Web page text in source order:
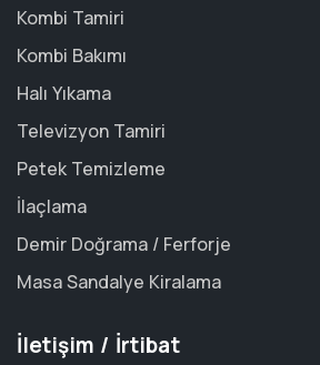
Kombi Tamiri
Kombi Bakımı
Halı Yıkama
Televizyon Tamiri
Petek Temizleme
İlaçlama
Demir Doğrama / Ferforje
Masa Sandalye Kiralama
İletişim / İrtibat